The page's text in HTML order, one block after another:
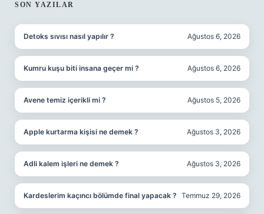
SIDEBAR
SON YAZILAR
Detoks sıvısı nasıl yapılır ? Ağustos 6, 2026
Kumru kuşu biti insana geçer mi ? Ağustos 6, 2026
Avene temiz içerikli mi ? Ağustos 5, 2026
Apple kurtarma kişisi ne demek ? Ağustos 3, 2026
Adli kalem işleri ne demek ? Ağustos 3, 2026
Kardeslerim kaçıncı bölümde final yapacak ? Temmuz 29, 2026